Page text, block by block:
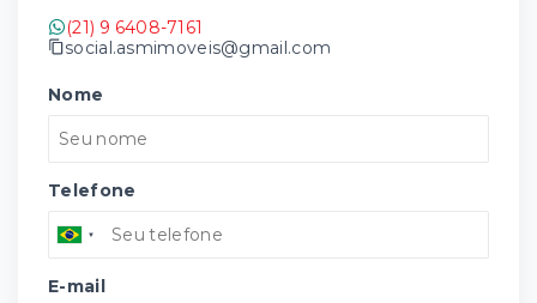
(21) 9 6408-7161
social.asmimoveis@gmail.com
Nome
Telefone
E-mail